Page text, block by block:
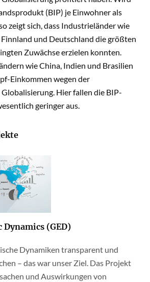
(BIP) je Einwohner als
zeigt sich, dass Industrieländer wie
Finnland und Deutschland die größten
Zuwächse erzielen konnten.
wie China, Indien und Brasilien
Einkommen wegen der
Hier fallen die BIP-
geringer aus.
Dynamics (GED)
Dynamiken transparent und
– das war unser Ziel. Das Projekt
und Auswirkungen von